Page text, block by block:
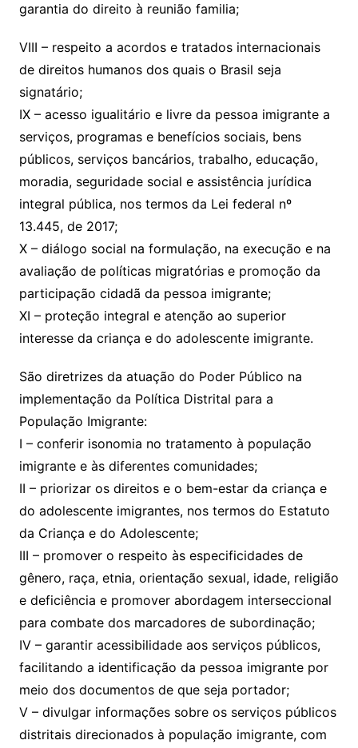
garantia do direito à reunião familia;
VIII – respeito a acordos e tratados internacionais
de direitos humanos dos quais o Brasil seja
signatário;
IX – acesso igualitário e livre da pessoa imigrante a
serviços, programas e benefícios sociais, bens
públicos, serviços bancários, trabalho, educação,
moradia, seguridade social e assistência jurídica
integral pública, nos termos da Lei federal nº
13.445, de 2017;
X – diálogo social na formulação, na execução e na
avaliação de políticas migratórias e promoção da
participação cidadã da pessoa imigrante;
XI – proteção integral e atenção ao superior
interesse da criança e do adolescente imigrante.
São diretrizes da atuação do Poder Público na
implementação da Política Distrital para a
População Imigrante:
I – conferir isonomia no tratamento à população
imigrante e às diferentes comunidades;
II – priorizar os direitos e o bem-estar da criança e
do adolescente imigrantes, nos termos do Estatuto
da Criança e do Adolescente;
III – promover o respeito às especificidades de
gênero, raça, etnia, orientação sexual, idade, religião
e deficiência e promover abordagem interseccional
para combate dos marcadores de subordinação;
IV – garantir acessibilidade aos serviços públicos,
facilitando a identificação da pessoa imigrante por
meio dos documentos de que seja portador;
V – divulgar informações sobre os serviços públicos
distritais direcionados à população imigrante, com